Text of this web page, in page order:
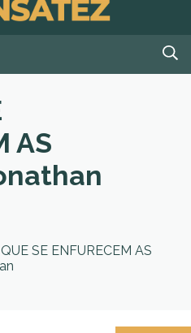
AS
SE ENFURECEM AS